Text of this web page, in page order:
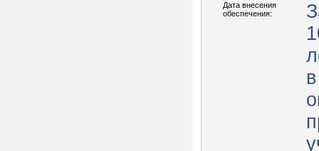
Дата внесения
обеспечения: